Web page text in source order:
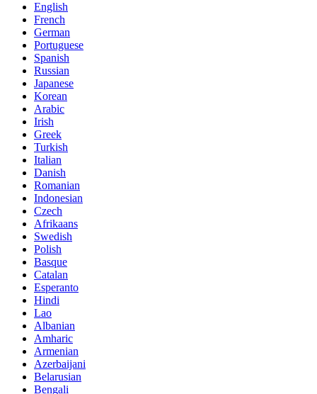
English
French
German
Portuguese
Spanish
Russian
Japanese
Korean
Arabic
Irish
Greek
Turkish
Italian
Danish
Romanian
Indonesian
Czech
Afrikaans
Swedish
Polish
Basque
Catalan
Esperanto
Hindi
Lao
Albanian
Amharic
Armenian
Azerbaijani
Belarusian
Bengali